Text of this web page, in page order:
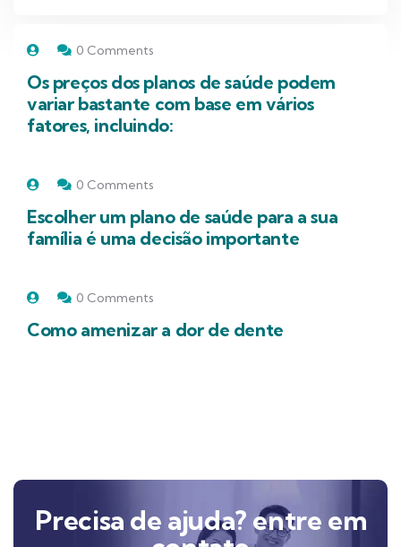
0 Comments
Os preços dos planos de saúde podem
variar bastante com base em vários
fatores, incluindo:
0 Comments
Escolher um plano de saúde para a sua
família é uma decisão importante
0 Comments
Como amenizar a dor de dente
Precisa de ajuda? entre em